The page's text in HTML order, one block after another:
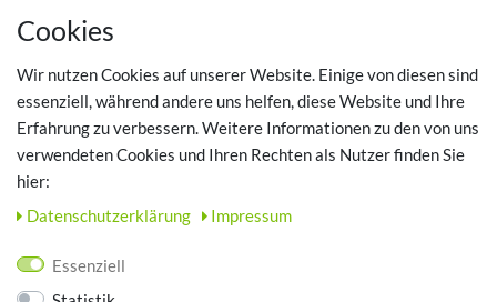
MEIN KONTO
Login
TOP SCHUHTHEMEN
Hausschuhe - Bequeme Schuhe für zuhause
Cookies
Wir nutzen Cookies auf unserer Website. Einige von diesen sind
essenziell, während andere uns helfen, diese Website und Ihre
Erfahrung zu verbessern. Weitere Informationen zu den von uns
verwendeten Cookies und Ihren Rechten als Nutzer finden Sie
hier:
Daten­schutz­erklärung
Impressum
Essenziell